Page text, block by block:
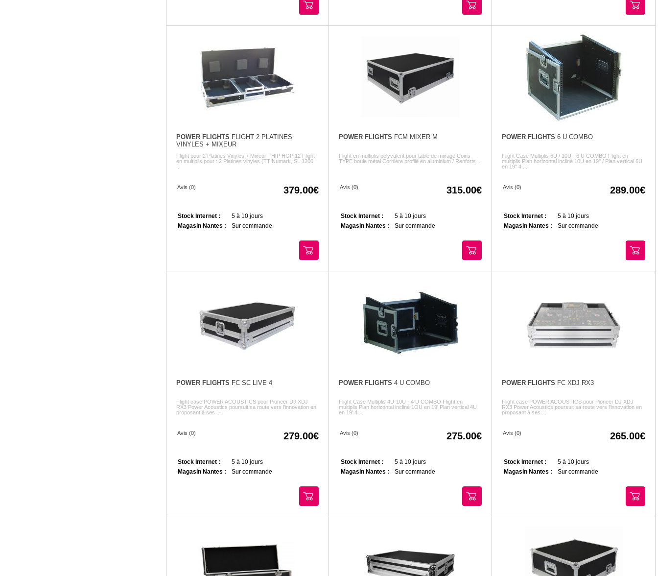
POWER FLIGHTS FLIGHT 2 PLATINES
VINYLES + MIXEUR
Flight pour 2 Platines Vinyles + Mixeur - HIP HOP 12 Flight
en multiplis pour : 2 Platines vinyles (TT Numark, SL 1200
Avis (0) 379.00
Stock Internet :
5 à 10 jours
Magasin Nantes :
Sur commande
POWER FLIGHTS FCM MIXER M
Flight en multiplis polyvalent pour table de mixage Coins
TYPE boule métal Cornière profilé en aluminium / Renforts ...
Avis (0) 315.00
Stock Internet :
5 à 10 jours
Magasin Nantes :
Sur commande
POWER FLIGHTS 6 U COMBO
Flight Case Multiplis 6U / 10U - 6 U COMBO Flight en
multiplis Plan horizontal incliné 10U en 19'' / Plan vertical 6U
en 19'' 4 ...
Avis (0) 289.00
Stock Internet :
5 à 10 jours
Magasin Nantes :
Sur commande
POWER FLIGHTS FC SC LIVE 4
Flight case POWER ACOUSTICS pour Pioneer DJ XDJ
RX3 Power Acoustics poursuit sa route vers l'innovation en
proposant à ses ...
Avis (0) 279.00
Stock Internet :
5 à 10 jours
Magasin Nantes :
Sur commande
POWER FLIGHTS 4 U COMBO
Flight Case Multiplis 4U-10U - 4 U COMBO Flight en
multiplis Plan horizontal incliné 1OU en 19' Plan vertical 4U
en 19' 4 ...
Avis (0) 275.00
Stock Internet :
5 à 10 jours
Magasin Nantes :
Sur commande
POWER FLIGHTS FC XDJ RX3
Flight case POWER ACOUSTICS pour Pioneer DJ XDJ
RX3 Power Acoustics poursuit sa route vers l'innovation en
proposant à ses ...
Avis (0) 265.00
Stock Internet :
5 à 10 jours
Magasin Nantes :
Sur commande